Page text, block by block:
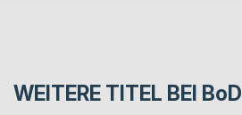
WEITERE TITEL BEI BoD